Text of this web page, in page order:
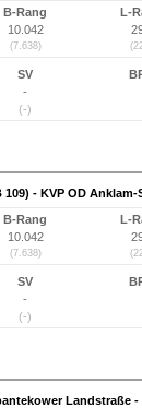
B-Rang
10.042
(7.638)
L-
SV
-
(-)
109) - KVP OD
B-Rang
10.042
(7.638)
L-
SV
-
(-)
Landstraße